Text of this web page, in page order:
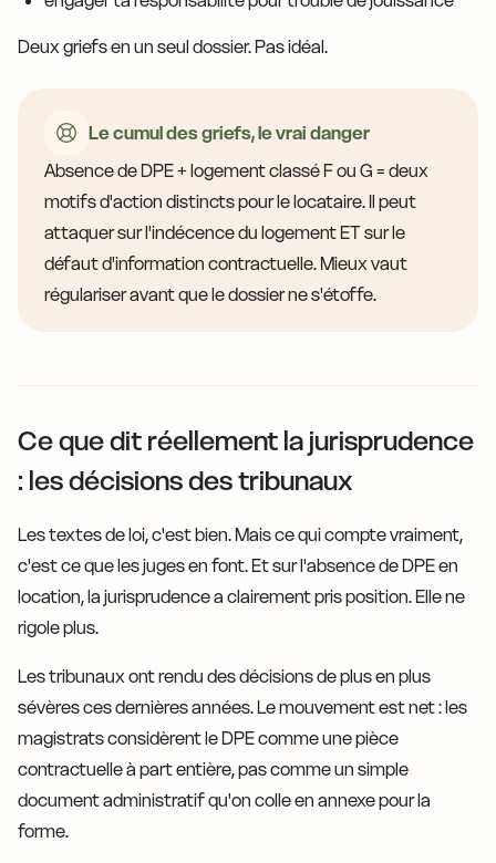
Deux griefs en un seul dossier. Pas idéal.
Le cumul des griefs, le vrai danger
Absence de DPE + logement classé F ou G = deux
motifs d'action distincts pour le locataire. Il peut
attaquer sur l'indécence du logement ET sur le
défaut d'information contractuelle. Mieux vaut
régulariser avant que le dossier ne s'étoffe.
Ce que dit réellement la jurisprudence
: les décisions des tribunaux
Les textes de loi, c'est bien. Mais ce qui compte vraiment,
c'est ce que les juges en font. Et sur l'absence de DPE en
location, la jurisprudence a clairement pris position. Elle ne
rigole plus.
Les tribunaux ont rendu des décisions de plus en plus
sévères ces dernières années. Le mouvement est net : les
magistrats considèrent le DPE comme une pièce
contractuelle à part entière, pas comme un simple
document administratif qu'on colle en annexe pour la
forme.